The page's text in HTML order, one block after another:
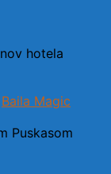
hotela
Baila Magic
Puskasom